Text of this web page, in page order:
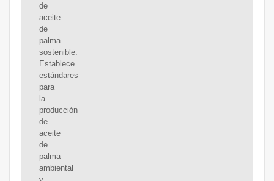
de
aceite
de
palma
sostenible.
Establece
estándares
para
la
producción
de
aceite
de
palma
ambiental